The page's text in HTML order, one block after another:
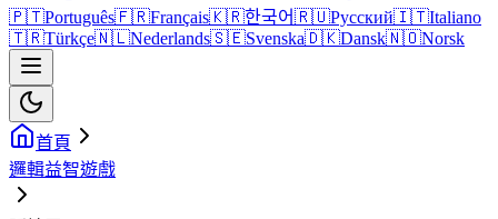
🇵🇹Português🇫🇷Français🇰🇷한국어🇷🇺Русский🇮🇹Italiano
🇹🇷Türkçe🇳🇱Nederlands🇸🇪Svenska🇩🇰Dansk🇳🇴Norsk
首頁
邏輯益智遊戲